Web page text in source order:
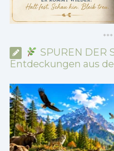
***
SPUREN DER
Entdeckungen aus